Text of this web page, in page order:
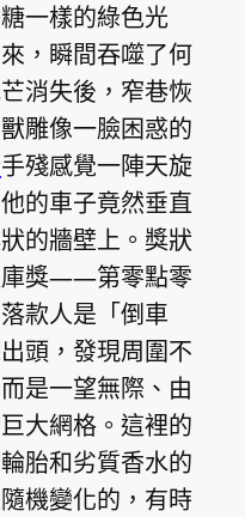
一樣的綠色光
，瞬間吞噬了何
消失後，窄巷恢
雕像一臉困惑的
手殘感覺一陣天旋
的車子竟然垂直
的牆壁上。獎狀
庫獎——第零點零
款人是「倒車
頭，發現周圍不
是一望無際、由
大網格。這裡的
胎和劣質香水的
機變化的，有時